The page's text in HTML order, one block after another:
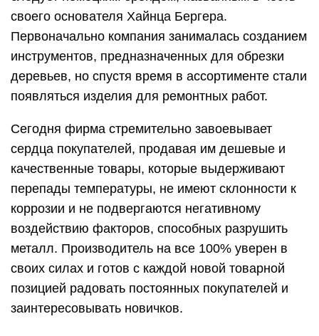
своего основателя Хайнца Бергера.
Первоначально компания занималась созданием
инструментов, предназначенных для обрезки
деревьев, но спустя время в ассортименте стали
появляться изделия для ремонтных работ.
Сегодня фирма стремительно завоевывает
сердца покупателей, продавая им дешевые и
качественные товары, которые выдерживают
перепады температуры, не имеют склонности к
коррозии и не подвергаются негативному
воздействию факторов, способных разрушить
металл. Производитель на все 100% уверен в
своих силах и готов с каждой новой товарной
позицией радовать постоянных покупателей и
заинтересовывать новичков.